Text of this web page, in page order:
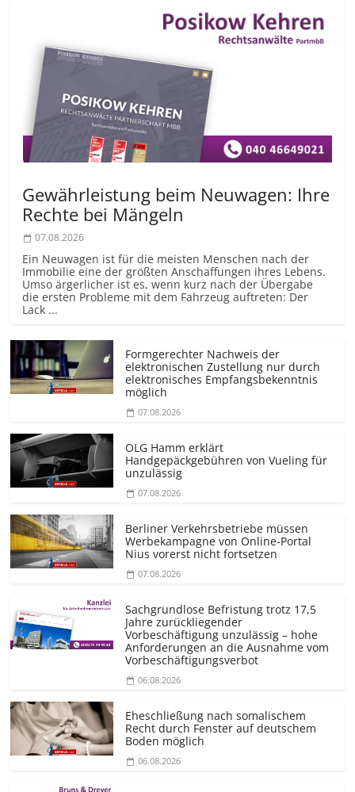
Gewährleistung beim Neuwagen: Ihre
Rechte bei Mängeln
07.08.2026
Ein Neuwagen ist für die meisten Menschen nach der
Immobilie eine der größten Anschaffungen ihres Lebens.
Umso ärgerlicher ist es, wenn kurz nach der Übergabe
die ersten Probleme mit dem Fahrzeug auftreten: Der
Lack ...
Formgerechter Nachweis der
elektronischen Zustellung nur durch
elektronisches Empfangsbekenntnis
möglich
07.08.2026
OLG Hamm erklärt
Handgepäckgebühren von Vueling für
unzulässig
07.08.2026
Berliner Verkehrsbetriebe müssen
Werbekampagne von Online-Portal
Nius vorerst nicht fortsetzen
07.08.2026
Sachgrundlose Befristung trotz 17,5
Jahre zurückliegender
Vorbeschäftigung unzulässig – hohe
Anforderungen an die Ausnahme vom
Vorbeschäf­tigungsverbot
06.08.2026
Eheschließung nach somalischem
Recht durch Fenster auf deutschem
Boden möglich
06.08.2026